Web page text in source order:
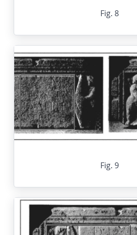
Fig. 8
Fig. 9